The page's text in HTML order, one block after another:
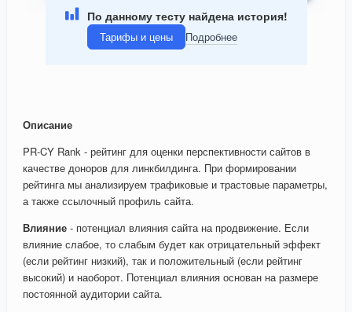
По данному тесту найдена история!
Тарифы и цены Подробнее
Описание
PR-CY Rank - рейтинг для оценки перспективности сайтов в
качестве доноров для линкбилдинга. При формировании
рейтинга мы анализируем трафиковые и трастовые параметры,
а также ссылочный профиль сайта.
Влияние - потенциал влияния сайта на продвижение. Если
влияние слабое, то слабым будет как отрицательный эффект
(если рейтинг низкий), так и положительный (если рейтинг
высокий) и наоборот. Потенциал влияния основан на размере
постоянной аудитории сайта.